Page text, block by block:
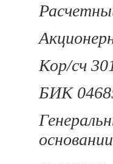
Кор/сч
БИК